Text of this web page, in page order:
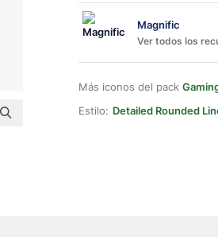
Magnific
Ver todos los
Más iconos del pack
Estilo: Detailed Rounded